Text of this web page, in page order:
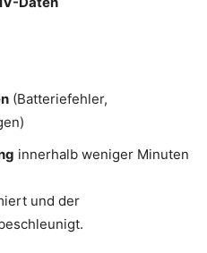
(Batteriefehler,
innerhalb weniger Minuten
und der